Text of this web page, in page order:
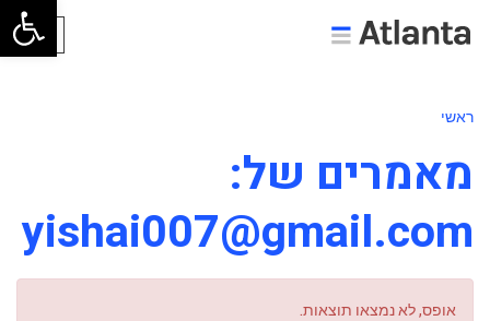
ראשי
מאמרים של:
yishai007@gmail.com
אופס, לא נמצאו תוצאות.